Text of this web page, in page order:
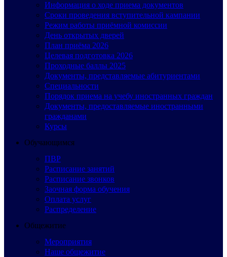
Информация о ходе приема документов
Сроки проведения вступительной кампании
Режим работы приёмной комиссии
День открытых дверей
План приёма 2026
Целевая подготовка 2026
Проходные баллы 2025
Документы, представляемые абитуриентами
Специальности
Порядок приема на учебу иностранных граждан
Документы, предоставляемые иностранными
гражданами
Курсы
Обучающимся
ПВР
Расписание занятий
Расписание звонков
Заочная форма обучения
Оплата услуг
Распределение
Общежитие
Мероприятия
Наше общежитие